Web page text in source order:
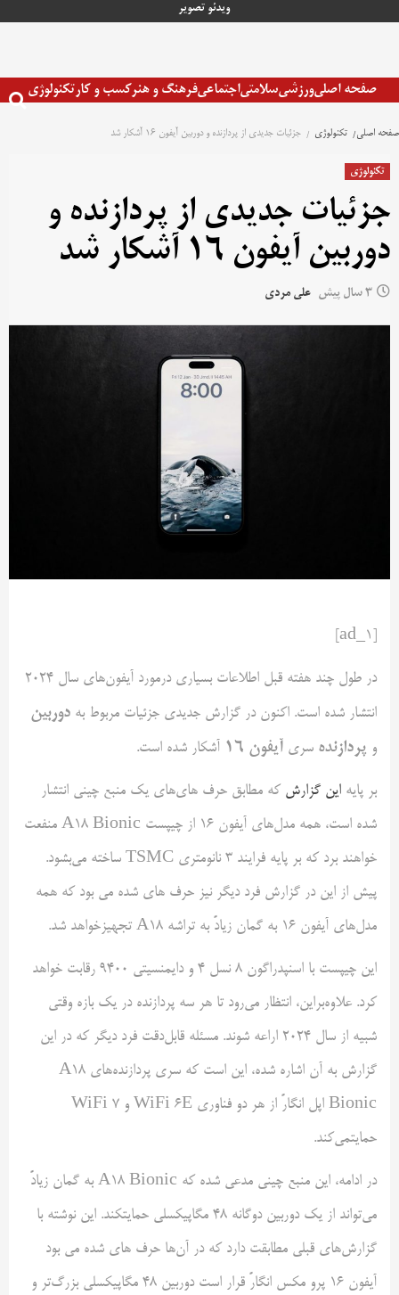
ویدئو تصویر
صفحه اصلیورزشیسلامتیاجتماعیفرهنگ و هنرکسب و کارتکنولوژی
صفحه اصلی تکنولوژی جزئیات جدیدی از پردازنده و دوربین آیفون 16 آشکار شد
تکنولوژی
جزئیات جدیدی از پردازنده و
دوربین آیفون 16 آشکار شد
3 سال پیش علی مردی
در طول چند هفته قبل اطلاعات بسیاری درمورد آیفون‌های سال 2024
انتشار شده است. اکنون در گزارش جدیدی جزئیات مربوط به دوربین
و پردازنده سری آیفون 16 آشکار شده است.
بر پایه این گزارش که مطابق حرف های‌های یک منبع چینی انتشار
شده است، همه مدل‌های آیفون‌ 16 از چیپست A18 Bionic منفعت
خواهند برد که بر پایه فرایند 3 نانومتری TSMC ساخته می‌بشود.
پیش از این در گزارش فرد دیگر نیز حرف های‌ شده می بود که همه
مدل‌های آیفون 16 به گمان زیادً به تراشه A18 تجهیزخواهد شد.
این چیپست با اسنپدراگون 8 نسل 4 و دایمنسیتی 9400 رقابت خواهد
کرد. علاوه‌براین، انتظار می‌رود تا هر سه پردازنده در یک بازه وقتی
شبیه از سال 2024 اراعه شوند. مسئله قابل‌دقت فرد دیگر که در این
گزارش به آن اشاره شده، این است که سری پردازنده‌های A18
Bionic اپل انگارً از هر دو فناوری WiFi 6E و WiFi 7
حمایتمی‌کند.
در ادامه، این منبع چینی مدعی شده که A18 Bionic به گمان زیادً
می‌تواند از یک دوربین دوگانه 48 مگاپیکسلی حمایتکند. این نوشته با
گزار‌ش‌های قبلی مطابقت دارد که در آن‌ها حرف های شده می بود
آیفون 16 پرو مکس انگارً قرار است دوربین 48 مگاپیکسلی بزرگ‌تر و